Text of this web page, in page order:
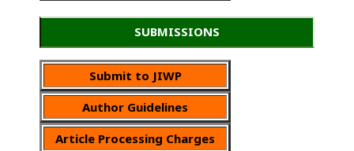
SUBMISSIONS
Submit to JIWP
Author Guidelines
Article Processing Charges